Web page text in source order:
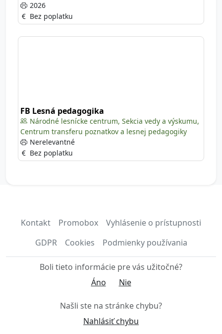
2026
Bez poplatku
FB Lesná pedagogika
Národné lesnícke centrum, Sekcia vedy a výskumu,
Centrum transferu poznatkov a lesnej pedagogiky
Nerelevantné
Bez poplatku
Kontakt Promobox
Vyhlásenie o prístupnosti
GDPR
Cookies Podmienky používania
Boli tieto informácie pre vás užitočné?
Áno
Nie
Našli ste na stránke chybu?
Nahlásiť chybu